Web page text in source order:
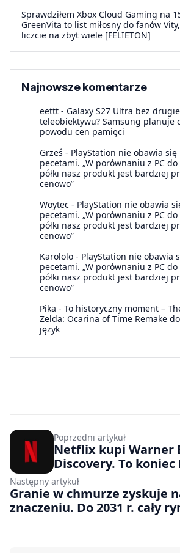
Sprawdziłem Xbox Cloud Gaming na
GreenVita to list miłosny do fanów
liczcie na zbyt wiele [FELIETON]
Najnowsze komentarze
eettt - Galaxy S27 Ultra bez
teleobiektywu? Samsung planuje
powodu cen pamięci
Grześ - PlayStation nie obawia
pecetami. „W porównaniu z PC
półki nasz produkt jest bardziej
cenowo”
Woytec - PlayStation nie obawia
pecetami. „W porównaniu z PC
półki nasz produkt jest bardziej
cenowo”
Karololo - PlayStation nie obawia
pecetami. „W porównaniu z PC
półki nasz produkt jest bardziej
cenowo”
Pika - To historyczny moment –
Zelda: Ocarina of Time Remake
język
Poprzedni artykuł
Netflix kupi Warner
Discovery. To koniec
Następny artykuł
Granie w chmurze zyskuje
znaczeniu. Do 2031 r. cały